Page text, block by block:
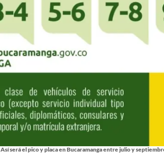
Así será el pico y placa en Bucaramanga entre julio y